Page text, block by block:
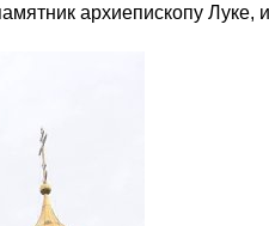
архиепископу Луке,